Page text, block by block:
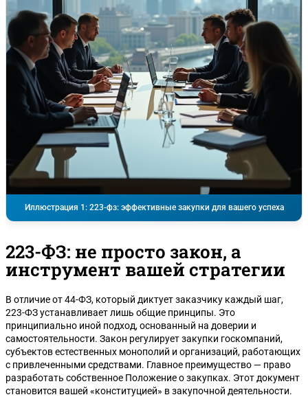
Иллюстрация 1: 223-фз: эффективные закупки для вашего успеха
223-ФЗ: не просто закон, а
инструмент вашей стратегии
В отличие от 44-ФЗ, который диктует заказчику каждый шаг,
223-ФЗ устанавливает лишь общие принципы. Это
принципиально иной подход, основанный на доверии и
самостоятельности. Закон регулирует закупки госкомпаний,
субъектов естественных монополий и организаций, работающих
с привлеченными средствами. Главное преимущество — право
разработать собственное Положение о закупках. Этот документ
становится вашей «конституцией» в закупочной деятельности.